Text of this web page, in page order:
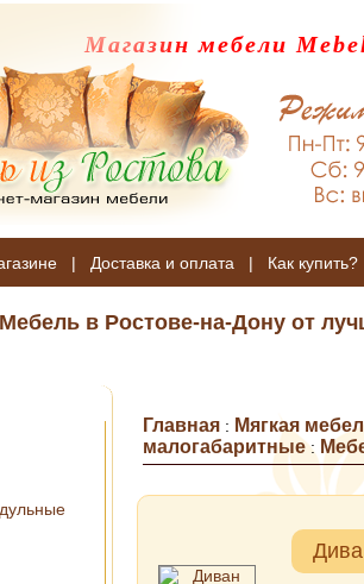
Магазин мебели
| Доставка и оплата | Как купить?
Мебель в Ростове-на-Дону от
Главная : Мягкая
малогабаритные: